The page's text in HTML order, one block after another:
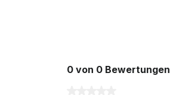
0 von 0 Bewertungen